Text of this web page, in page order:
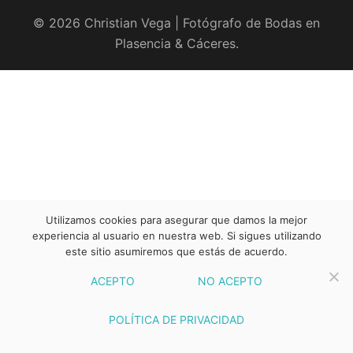
© 2026 Christian Vega | Fotógrafo de Bodas en
Plasencia & Cáceres.
Utilizamos cookies para asegurar que damos la mejor
experiencia al usuario en nuestra web. Si sigues utilizando
este sitio asumiremos que estás de acuerdo.
ACEPTO NO ACEPTO
POLÍTICA DE PRIVACIDAD